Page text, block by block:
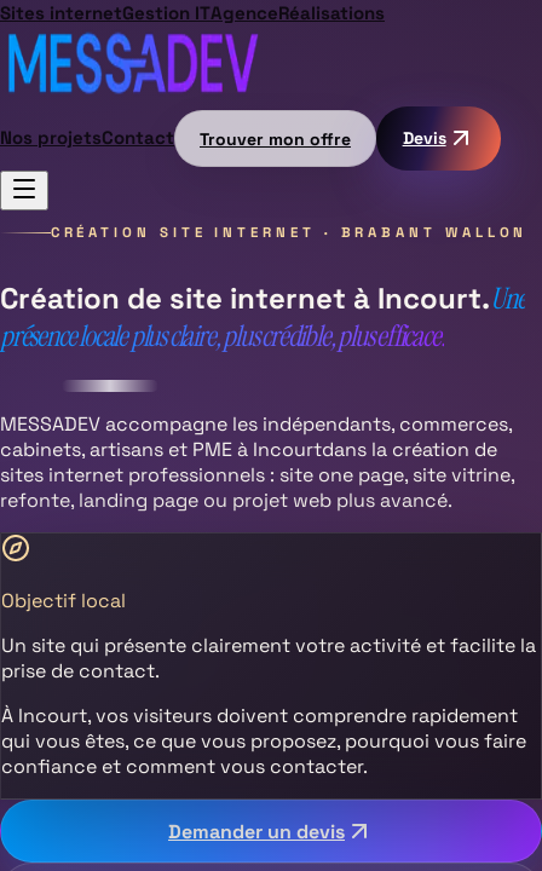
Sites internetGestion ITAgenceRéalisations
Nos projetsContact Trouver mon offre Devis
CRÉATION SITE INTERNET · BRABANT WALLON
Création de site internet à Incourt.Une
présence locale plus claire, plus crédible, plus efficace.
MESSADEV accompagne les indépendants, commerces,
cabinets, artisans et PME à Incourtdans la création de
sites internet professionnels : site one page, site vitrine,
refonte, landing page ou projet web plus avancé.
Objectif local
Un site qui présente clairement votre activité et facilite la
prise de contact.
À Incourt, vos visiteurs doivent comprendre rapidement
qui vous êtes, ce que vous proposez, pourquoi vous faire
confiance et comment vous contacter.
Demander un devis